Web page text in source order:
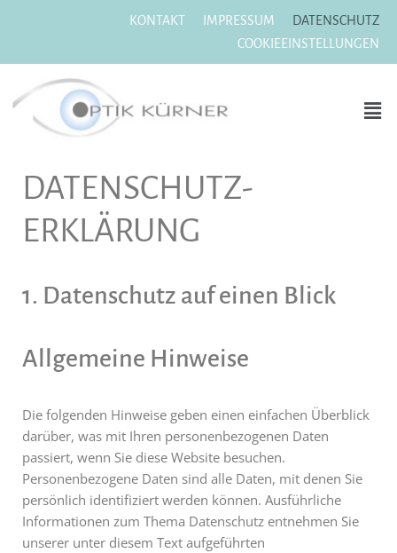
Inhalt
springen
KONTAKT IMPRESSUM
DATENSCHUTZ
COOKIEEINSTELLUNGEN
DATENSCHUTZ­
ERKLÄRUNG
1. Datenschutz auf einen Blick
Allgemeine Hinweise
Die folgenden Hinweise geben einen einfachen Überblick
darüber, was mit Ihren personenbezogenen Daten
passiert, wenn Sie diese Website besuchen.
Personenbezogene Daten sind alle Daten, mit denen Sie
persönlich identifiziert werden können. Ausführliche
Informationen zum Thema Datenschutz entnehmen Sie
unserer unter diesem Text aufgeführten